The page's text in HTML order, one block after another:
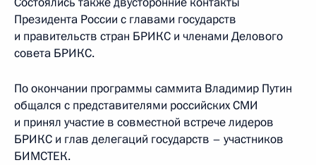
Президента России с главами государств
и правительств стран БРИКС и членами Делового
совета БРИКС.
По окончании программы саммита Владимир Путин
общался с представителями российских СМИ
и принял участие в совместной встрече лидеров
БРИКС и глав делегаций государств – участников
БИМСТЕК.